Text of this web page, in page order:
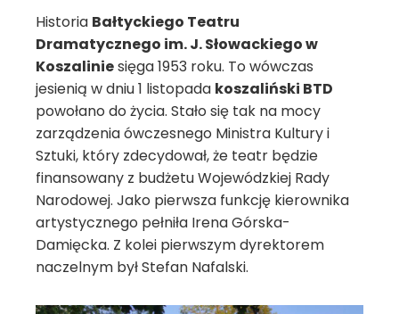
Historia Bałtyckiego Teatru
Dramatycznego im. J. Słowackiego w
Koszaliniesięga 1953 roku. To wówczas
jesienią w dniu 1 listopada koszaliński BTD
powołano do życia. Stało się tak na mocy
zarządzenia ówczesnego Ministra Kultury i
Sztuki, który zdecydował, że teatr będzie
finansowany z budżetu Wojewódzkiej Rady
Narodowej. Jako pierwsza funkcję kierownika
artystycznego pełniła Irena Górska-
Damięcka. Z kolei pierwszym dyrektorem
naczelnym był Stefan Nafalski.